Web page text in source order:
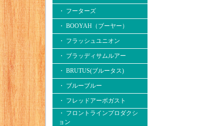
・ フーターズ
・ BOOYAH（ブーヤー）
・ フラッシュユニオン
・ ブラッディサムルアー
・ BRUTUS(ブルータス)
・ ブルーブルー
・ フレッドアーボガスト
・ フロントラインプロダクシ
ョン